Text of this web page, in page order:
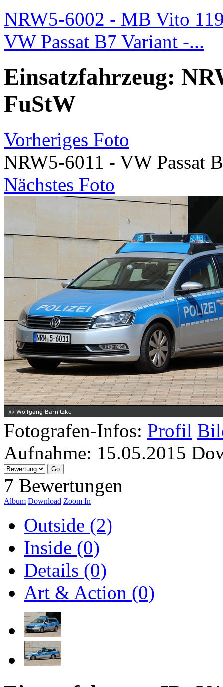
NRW5-6002 - MB Vito
VW Passat B7 Variant -...
Einsatzfahrzeug:
FuStW
Vorheriges Foto
NRW5-6011 - VW Passat
Nächstes Foto
Fotografen-Infos: Profil
Aufnahme: 15.05.2015
7 Bewertungen
Album Download Zoom In
Outside (2)
Inside (0)
Details (0)
Art & Action (0)